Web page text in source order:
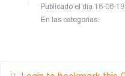
Publicado el día 18-06-19
En las categorías: